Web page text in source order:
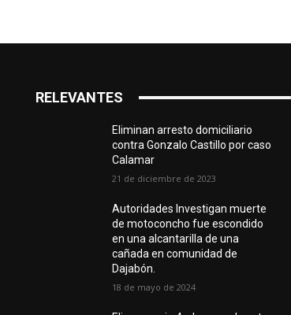
RELEVANTES
Eliminan arresto domiciliario
contra Gonzalo Castillo por caso
Calamar
21 de diciembre de 2023
Autoridades Investigan muerte
de motoconcho fue escondido
en una alcantarilla de una
cañada en comunidad de
Dajabón.
18 de mayo de 2024